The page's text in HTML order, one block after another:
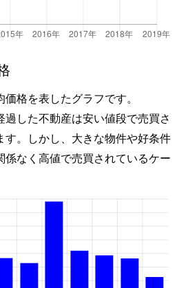
格を表したグラフです。
した不動産は安い値段で売買さ
す。しかし、大きな物件や好条件
なく高値で売買されているケー